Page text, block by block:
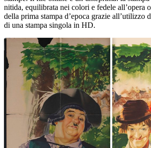
nitida, equilibrata nei colori e fedele all’opera
della prima stampa d’epoca grazie all’utilizzo
di una stampa singola in HD.